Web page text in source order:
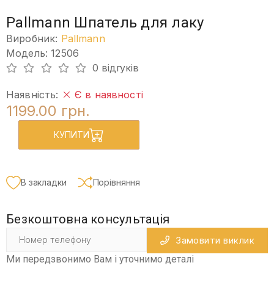
Pallmann Шпатель для лаку
Виробник: Pallmann
Модель: 12506
0 відгуків
Наявність: Є в наявності
1199.00 грн.
КУПИТИ
В закладки Порівняння
Безкоштовна консультація
Замовити виклик
Ми передзвонимо Вам і уточнимо деталі